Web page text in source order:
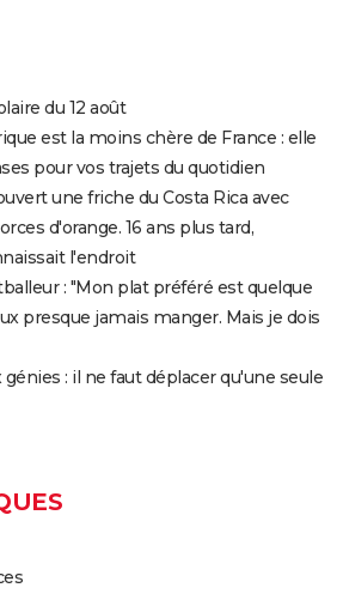
du 12 août
est la moins chère de France : elle
pour vos trajets du quotidien
une friche du Costa Rica avec
d'orange. 16 ans plus tard,
l'endroit
: "Mon plat préféré est quelque
presque jamais manger. Mais je dois
génies : il ne faut déplacer qu'une seule